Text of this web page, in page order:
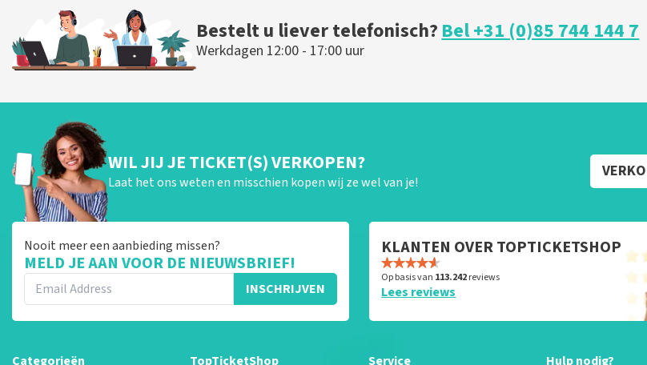
Bestelt u liever telefonisch?Bel +31 (0)85 744 144 7
Werkdagen 12:00 - 17:00 uur
WIL JIJ JE TICKET(S) VERKOPEN?
Laat het ons weten en misschien kopen wij ze wel van je!
Nooit meer een aanbieding missen?
MELD JE AAN VOOR DE NIEUWSBRIEF!
INSCHRIJVEN
KLANTEN OVER TOPTICKETSHOP
Op basis van 113.242reviews
Lees reviews
Categorieën TopTicketShop Service Hulp nodig?